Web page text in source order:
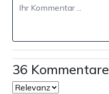
36 Kommentare